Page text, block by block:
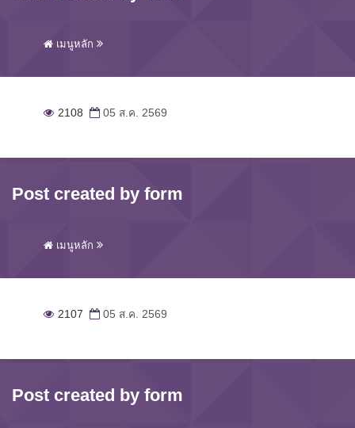
เมนูหลัก
2108 05 ส.ค. 2569
Post created by form
เมนูหลัก
2107 05 ส.ค. 2569
Post created by form